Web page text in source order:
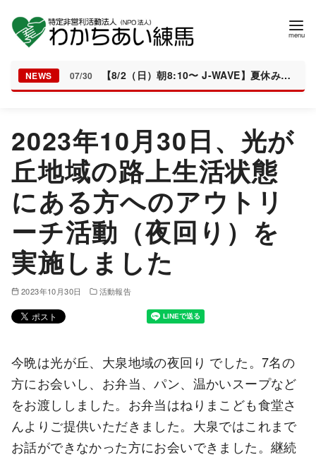
NEWS 07/30 【8/2（日）朝8:10〜 J-WAVE】夏休みの居場所「とんぼちゃんち」が紹介されます
2023年10月30日、光が
丘地域の路上生活状態
にある方へのアウトリ
ーチ活動（夜回り）を
実施しました
2023年10月30日 活動報告
今晩は光が丘、大泉地域の夜回り でした。7名の
方にお会いし、お弁当、パン、温かいスープなど
をお渡ししました。お弁当はねりまこども食堂さ
んよりご提供いただきました。大泉ではこれまで
お話ができなかった方にお会いできました。継続